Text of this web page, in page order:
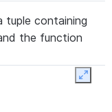
tuple containing
the function